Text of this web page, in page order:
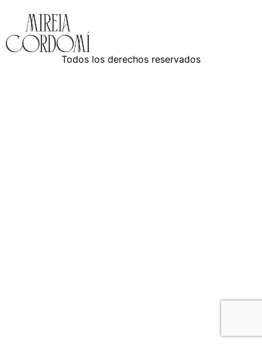
Todos los derechos reservados